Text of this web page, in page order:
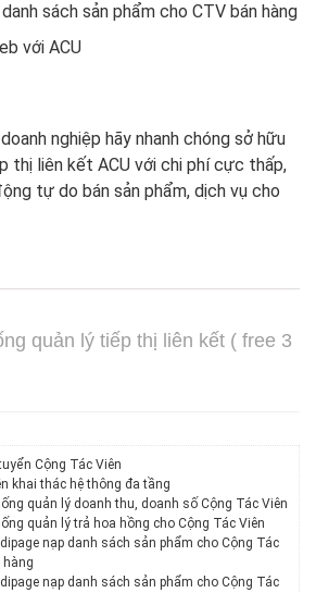
sách sản phẩm cho CTV bán hàng
với ACU
nghiệp hãy nhanh chóng sở hữu
thị liên kết ACU với chi phí cực thấp,
tự do bán sản phẩm, dịch vụ cho
quản lý tiếp thị liên kết ( free 3
Cộng Tác Viên
khai thác hệ thông đa tầng
quản lý doanh thu, doanh số Cộng Tác Viên
quản lý trả hoa hồng cho Cộng Tác Viên
nạp danh sách sản phẩm cho Cộng Tác
hàng
nạp danh sách sản phẩm cho Cộng Tác